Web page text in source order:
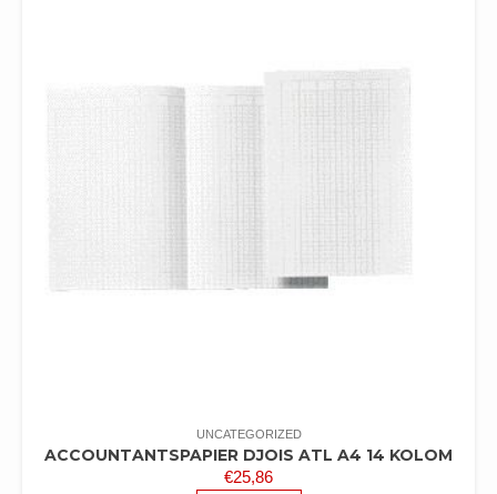
UNCATEGORIZED
ACCOUNTANTSPAPIER DJOIS ATL A4 14 KOLOM
€25,86